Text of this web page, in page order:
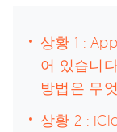
상황 1 :
어 있습니
방법은 무
상황 2 :